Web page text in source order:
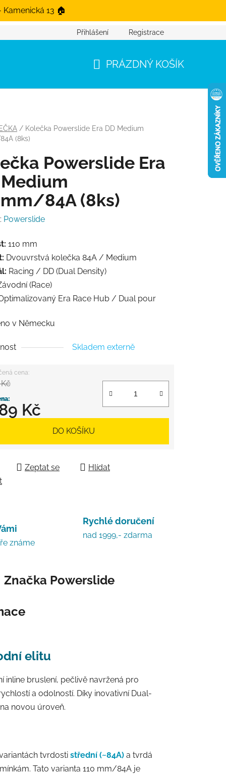
13 🏠
Přihlášení Registrace
PRÁZDNÝ KOŠÍK
/ Kolečka Powerslide Era DD Medium
(8ks)
Powerslide Era
84A (8ks)
Powerslide
110 mm
Dvouvrstvá kolečka 84A / Medium
Racing / DD (Dual Density)
(Race)
Era Race Hub / Dual pour
v Německu
Skladem externě
Kč
DO KOŠÍKU
Zeptat se
Hlídat
známe
Rychlé doručení
nad 1999,- zdarma
Značka Powerslide
elitu
bruslení, pečlivě navržená pro
a odolností. Díky inovativní Dual-
novou úroveň.
tvrdosti střední (~84A) a tvrdá
Tato varianta 110 mm/84A je